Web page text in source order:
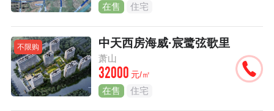
在售 住宅
不限购 中天西房海威·宸鹭弦歌里
萧山
32000 元/㎡
在售 住宅